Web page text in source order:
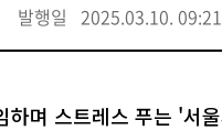
발행일 2025.03.10. 09:21
하며 스트레스 푸는 '서